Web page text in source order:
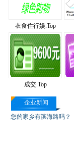
衣食住行娱.Top
成交.Top
企业新闻
您的家乡有滨海路吗？